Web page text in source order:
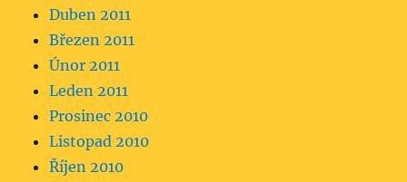
Duben 2011
Březen 2011
Únor 2011
Leden 2011
Prosinec 2010
Listopad 2010
Říjen 2010